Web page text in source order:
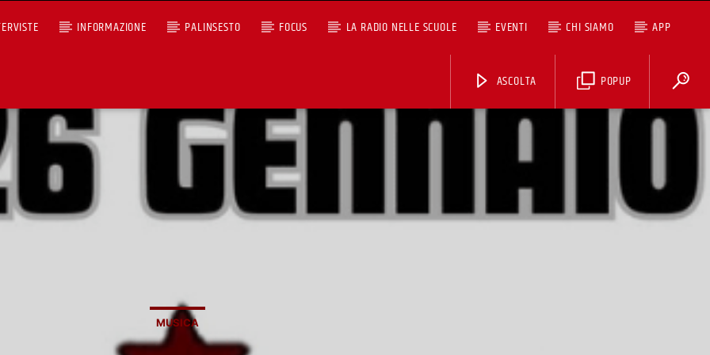
INFORMAZIONE PALINSESTO FOCUS LA RADIO NELLE SCUOLE EVENTI CHI SIAMO APP
POPUP
ASCOLTA
+393401974468
Ascoltaci dal pc
MUSICA